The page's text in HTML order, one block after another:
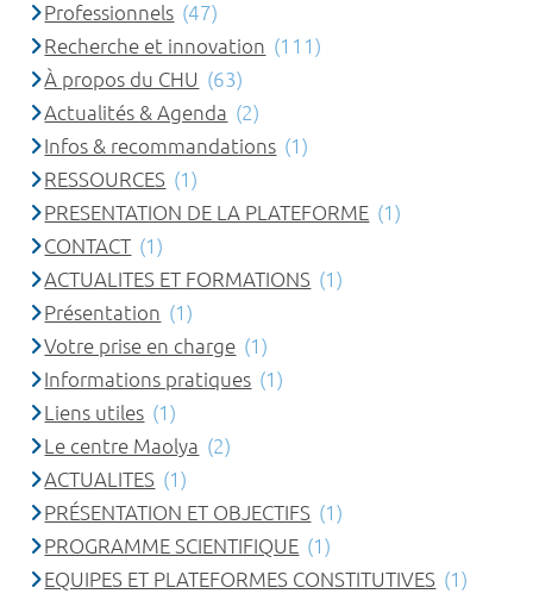
Professionnels (47)
Recherche et innovation (111)
À propos du CHU (63)
Actualités & Agenda (2)
Infos & recommandations (1)
RESSOURCES (1)
PRESENTATION DE LA PLATEFORME (1)
CONTACT (1)
ACTUALITES ET FORMATIONS (1)
Présentation (1)
Votre prise en charge (1)
Informations pratiques (1)
Liens utiles (1)
Le centre Maolya (2)
ACTUALITES (1)
PRÉSENTATION ET OBJECTIFS (1)
PROGRAMME SCIENTIFIQUE (1)
EQUIPES ET PLATEFORMES CONSTITUTIVES (1)